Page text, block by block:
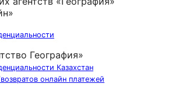
География»
Казахстан
онлайн платежей